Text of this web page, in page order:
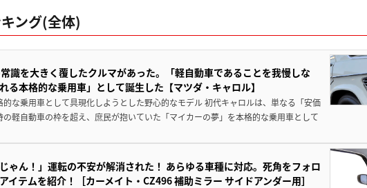
ング(全体)
識を大きく覆したクルマがあった。「軽自動車であることを我慢しな
る本格的な乗用車」として誕生した【マツダ・キャロル】
的な乗用車として具現化しようとした野心的なモデル 初代キャロルは、単なる「安価
軽自動車の枠を超え、庶民が抱いていた「マイカーの夢」を本格的な乗用車として
ゃん！」運転の不安が解消された！ あらゆる車種に対応。死角をフォロ
イテムを紹介！［カーメイト・CZ496 補助ミラー サイドアンダー用］